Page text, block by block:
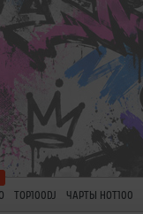
TOP100DJ ЧАРТЫ HOT100